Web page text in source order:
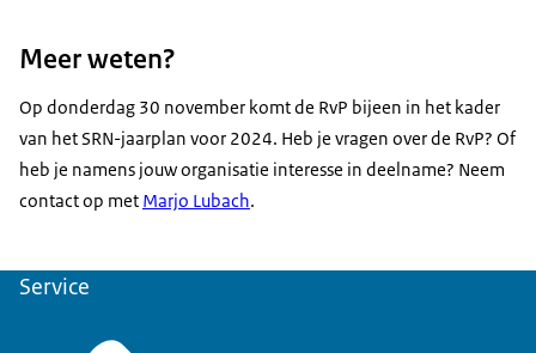
Meer weten?
Op donderdag 30 november komt de RvP bijeen in het kader
van het SRN-jaarplan voor 2024. Heb je vragen over de RvP? Of
heb je namens jouw organisatie interesse in deelname? Neem
contact op met Marjo Lubach.
Service